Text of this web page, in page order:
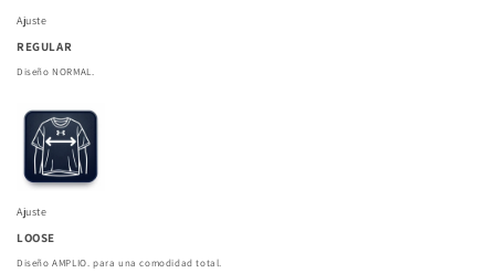
Ajuste
REGULAR
Diseño NORMAL.
Ajuste
LOOSE
Diseño AMPLIO. para una comodidad total.